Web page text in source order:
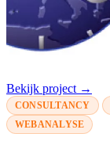
Bekijk project →
CONSULTANCY
WEBANALYSE